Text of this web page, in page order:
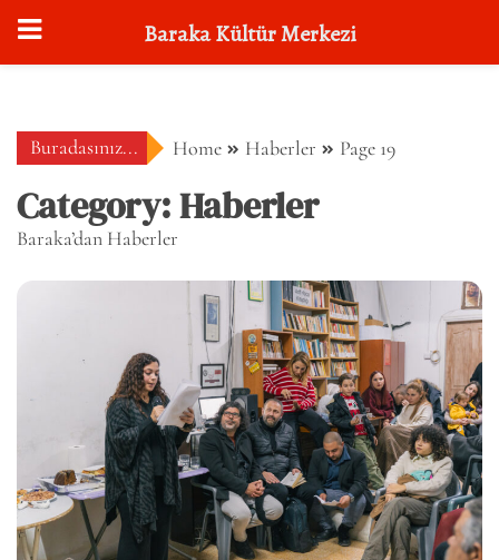
contentBuradasınız... Home Haberler Page 19
Category:Haberler
Baraka’dan Haberler
Baraka Kültür Merkezi